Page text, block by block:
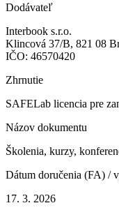
Dodávateľ
Interbook s.r.o.
Klincová 37/B, 821 08
IČO: 46570420
Zhrnutie
SAFELab licencia pre
Názov dokumentu
Školenia, kurzy,
Dátum doručenia (FA) /
17. 3. 2026